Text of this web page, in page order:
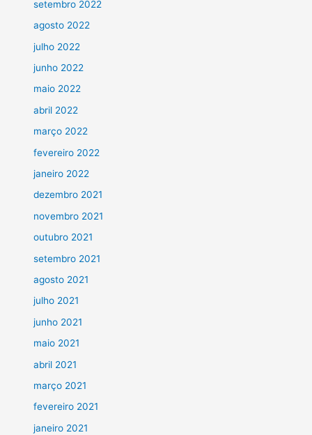
setembro 2022
agosto 2022
julho 2022
junho 2022
maio 2022
abril 2022
março 2022
fevereiro 2022
janeiro 2022
dezembro 2021
novembro 2021
outubro 2021
setembro 2021
agosto 2021
julho 2021
junho 2021
maio 2021
abril 2021
março 2021
fevereiro 2021
janeiro 2021